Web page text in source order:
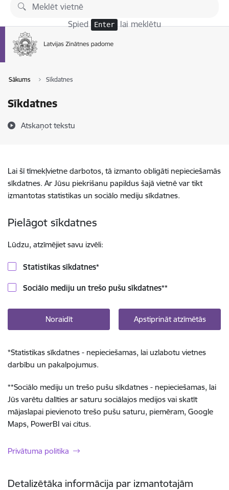
Pāriet uz lapas saturu
Spied Enter lai meklētu
Sākums Sīkdatnes
Sīkdatnes
Atskaņot tekstu
Lai šī tīmekļvietne darbotos, tā izmanto obligāti nepieciešamās
sīkdatnes. Ar Jūsu piekrišanu papildus šajā vietnē var tikt
izmantotas statistikas un sociālo mediju sīkdatnes.
Pielāgot sīkdatnes
Lūdzu, atzīmējiet savu izvēli:
Statistikas sīkdatnes*
Sociālo mediju un trešo pušu sīkdatnes**
Noraidīt Apstiprināt atzīmētās
*Statistikas sīkdatnes - nepieciešamas, lai uzlabotu vietnes
darbību un pakalpojumus.
**Sociālo mediju un trešo pušu sīkdatnes - nepieciešamas, lai
Jūs varētu dalīties ar saturu sociālajos medijos vai skatīt
mājaslapai pievienoto trešo pušu saturu, piemēram, Google
Maps, PowerBI vai citus.
Privātuma politika
Detalizētāka informācija par izmantotajām